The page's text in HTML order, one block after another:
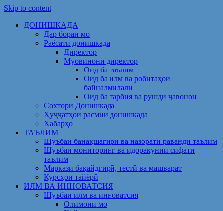
Skip to content
ДОНИШКАДА
Дар бораи мо
Раёсати донишкада
Директор
Муовинони директор
Оид ба таълим
Оид ба илм ва робитаҳои
байналмилалӣ
Оид ба тарбия ва рушди ҷавонон
Сохтори Донишкада
Ҳуҷҷатҳои расмии донишкада
Хабарҳо
ТАЪЛИМ
Шуъбаи банақшагирӣ ва назорати раванди таълим
Шуъбаи мониторинг ва идоракунии сифати
таълим
Маркази бақайдгирӣ, тестӣ ва машварат
Курсҳои тайёрӣ
ИЛМ ВА ИННОВАТСИЯ
Шуъбаи илм ва инноватсия
Олимони мо